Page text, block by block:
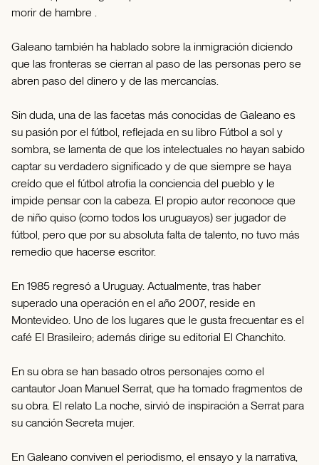
morir de hambre .
Galeano también ha hablado sobre la inmigración diciendo
que las fronteras se cierran al paso de las personas pero se
abren paso del dinero y de las mercancías.
Sin duda, una de las facetas más conocidas de Galeano es
su pasión por el fútbol, reflejada en su libro Fútbol a sol y
sombra, se lamenta de que los intelectuales no hayan sabido
captar su verdadero significado y de que siempre se haya
creído que el fútbol atrofia la conciencia del pueblo y le
impide pensar con la cabeza. El propio autor reconoce que
de niño quiso (como todos los uruguayos) ser jugador de
fútbol, pero que por su absoluta falta de talento, no tuvo más
remedio que hacerse escritor.
En 1985 regresó a Uruguay. Actualmente, tras haber
superado una operación en el año 2007, reside en
Montevideo. Uno de los lugares que le gusta frecuentar es el
café El Brasileiro; además dirige su editorial El Chanchito.
En su obra se han basado otros personajes como el
cantautor Joan Manuel Serrat, que ha tomado fragmentos de
su obra. El relato La noche, sirvió de inspiración a Serrat para
su canción Secreta mujer.
En Galeano conviven el periodismo, el ensayo y la narrativa,